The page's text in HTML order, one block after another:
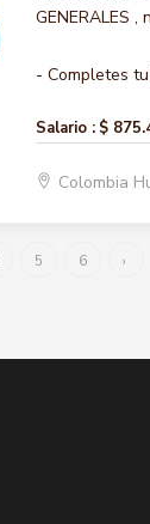
GENERALES
- Completes
Salario : $
Colombia
5 6 ›